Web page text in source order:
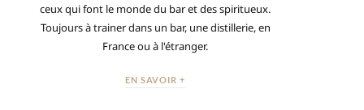
ceux qui font le monde du bar et des spiritueux.
Toujours à trainer dans un bar, une distillerie, en
France ou à l'étranger.
EN SAVOIR +